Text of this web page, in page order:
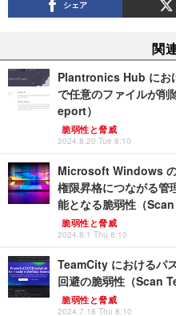
シェア
関
Plantronics Hub にお
で任意のファイルが
eport）
脆弱性と脅威
2024.8.20 Tue 8:10
Microsoft Windows
権限昇格につながる管
能となる脆弱性（
脆弱性と脅威
2024.8.1 Thu 8:10
TeamCity におけるパ
回避の脆弱性（Scan
脆弱性と脅威
2024.7.18 Thu 8:10